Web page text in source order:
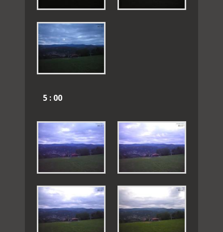
5 : 00